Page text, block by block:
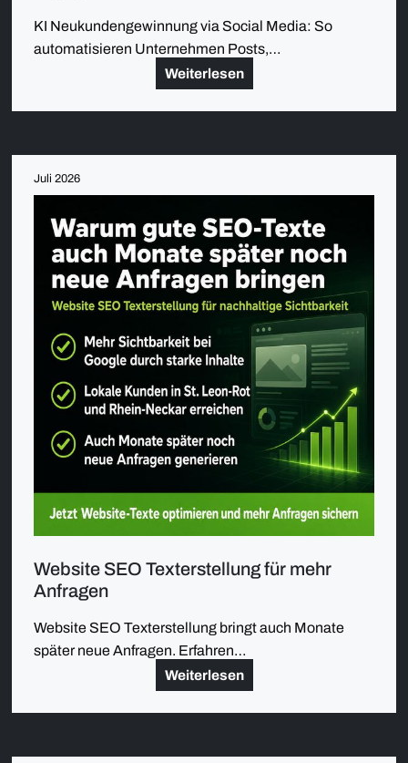
KI Neukundengewinnung via Social Media: So
automatisieren Unternehmen Posts,…
Weiterlesen
Juli 2026
Website SEO Texterstellung für mehr
Anfragen
Website SEO Texterstellung bringt auch Monate
später neue Anfragen. Erfahren…
Weiterlesen